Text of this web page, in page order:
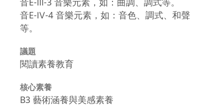
音E-Ⅳ-4 音樂元素，如：音色、調式、和聲
等。
議題
閱讀素養教育
核心素養
B3 藝術涵養與美感素養